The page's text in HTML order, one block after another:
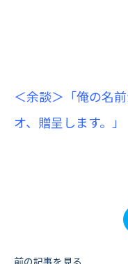
＜余談＞「俺の名
オ、贈呈します。
前の記事を見る